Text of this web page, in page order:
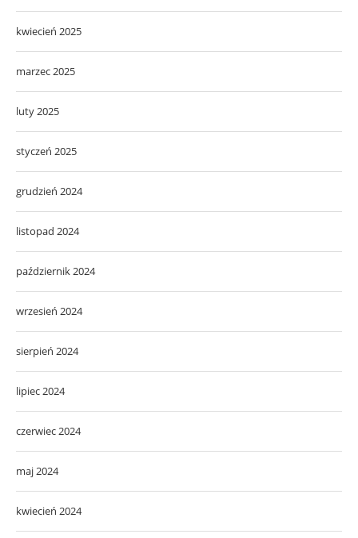
kwiecień 2025
marzec 2025
luty 2025
styczeń 2025
grudzień 2024
listopad 2024
październik 2024
wrzesień 2024
sierpień 2024
lipiec 2024
czerwiec 2024
maj 2024
kwiecień 2024